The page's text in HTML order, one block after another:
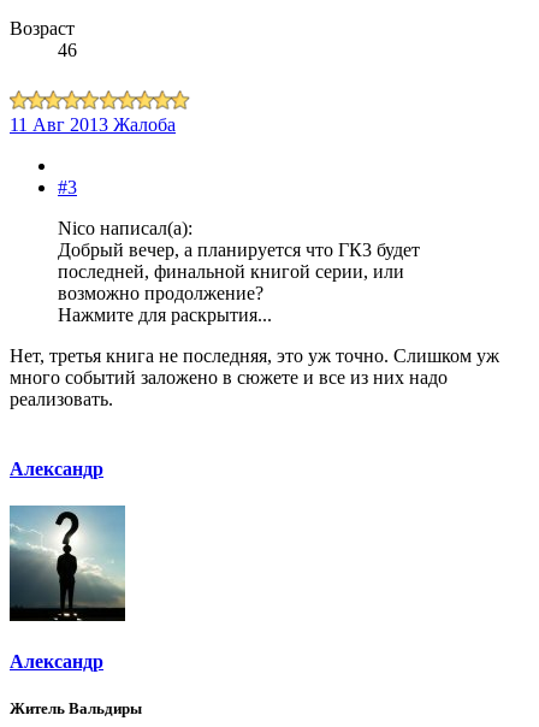
Возраст
46
11 Авг 2013 Жалоба
#3
Nico написал(а):
Добрый вечер, а планируется что ГК3 будет
последней, финальной книгой серии, или
возможно продолжение?
Нажмите для раскрытия...
Нет, третья книга не последняя, это уж точно. Слишком уж
много событий заложено в сюжете и все из них надо
реализовать.
Александр
Александр
Житель Вальдиры